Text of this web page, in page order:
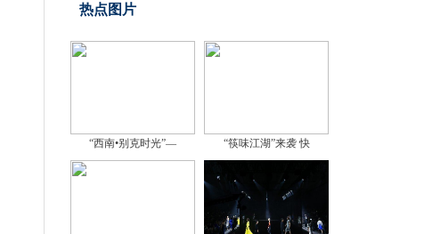
热点图片
“西南•别克时光”— “筷味江湖”来袭 快